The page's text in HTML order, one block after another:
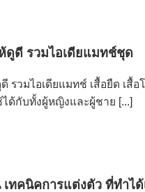
ดูดี รวมไอเดียแมทช์ชุด
รวมไอเดียแมทช์ เสื้อยืด เสื้อ
ด้กับทั้งผู้หญิงและผู้ชาย [...]
ทคนิคการแต่งตัว ที่ทำได้